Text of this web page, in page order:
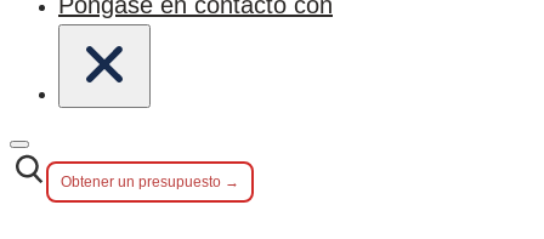
Obtener un presupuesto →